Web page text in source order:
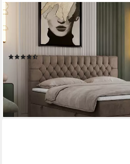
MKS MÖBEL
Boxspringbett PERA (Set, Packung,
T25/Visco, T30-Schaum, gesteppte
Multipocket-Matratzen, Polsterbett
(98)
ab 1.179,99 € UVP1.299,99 €
lieferbar in 3 Wochen
+7